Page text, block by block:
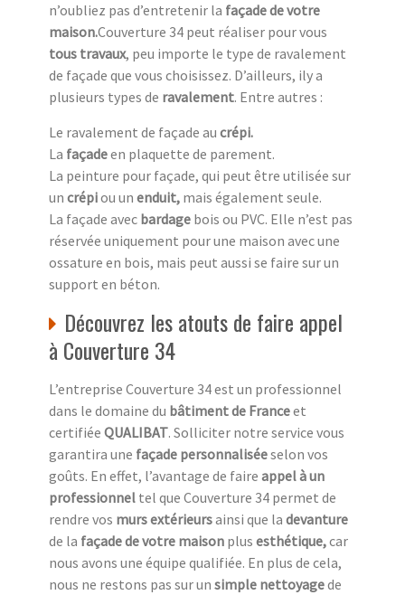
n’oubliez pas d’entretenir la façade de votre
maison.Couverture 34 peut réaliser pour vous
tous travaux, peu importe le type de ravalement
de façade que vous choisissez. D’ailleurs, ily a
plusieurs types de ravalement. Entre autres :
Le ravalement de façade au crépi.
La façadeen plaquette de parement.
La peinture pour façade, qui peut être utilisée sur
un crépiou un enduit, mais également seule.
La façade avec bardage bois ou PVC. Elle n’est pas
réservée uniquement pour une maison avec une
ossature en bois, mais peut aussi se faire sur un
support en béton.
Découvrez les atouts de faire appel
à Couverture 34
L’entreprise Couverture 34 est un professionnel
dans le domaine du bâtiment de Franceet
certifiée QUALIBAT. Solliciter notre service vous
garantira une façade personnaliséeselon vos
goûts. En effet, l’avantage de faire appel à un
professionnel tel que Couverture 34 permet de
rendre vos murs extérieursainsi que la devanture
de la façade de votre maison plus esthétique,car
nous avons une équipe qualifiée. En plus de cela,
nous ne restons pas sur un simple nettoyagede